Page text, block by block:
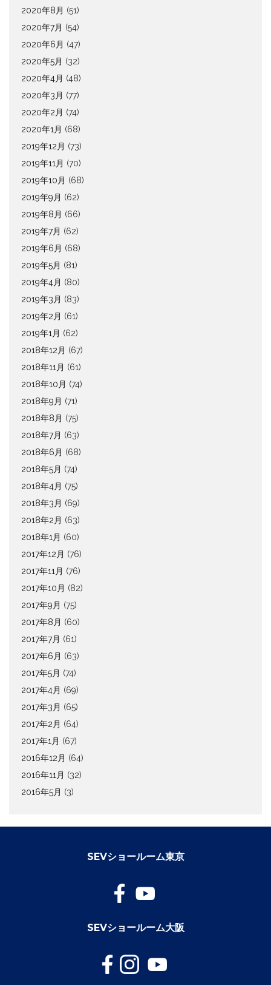
2020年8月 (51)
2020年7月 (54)
2020年6月 (47)
2020年5月 (32)
2020年4月 (48)
2020年3月 (77)
2020年2月 (74)
2020年1月 (68)
2019年12月 (73)
2019年11月 (70)
2019年10月 (68)
2019年9月 (62)
2019年8月 (66)
2019年7月 (62)
2019年6月 (68)
2019年5月 (81)
2019年4月 (80)
2019年3月 (83)
2019年2月 (61)
2019年1月 (62)
2018年12月 (67)
2018年11月 (61)
2018年10月 (74)
2018年9月 (71)
2018年8月 (75)
2018年7月 (63)
2018年6月 (68)
2018年5月 (74)
2018年4月 (75)
2018年3月 (69)
2018年2月 (63)
2018年1月 (60)
2017年12月 (76)
2017年11月 (76)
2017年10月 (82)
2017年9月 (75)
2017年8月 (60)
2017年7月 (61)
2017年6月 (63)
2017年5月 (74)
2017年4月 (69)
2017年3月 (65)
2017年2月 (64)
2017年1月 (67)
2016年12月 (64)
2016年11月 (32)
2016年5月 (3)
SEVショールーム東京
SEVショールーム大阪